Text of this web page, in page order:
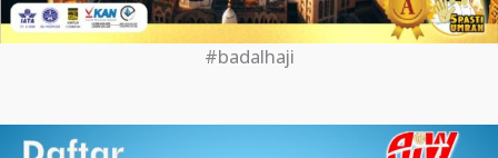
#badalhaji